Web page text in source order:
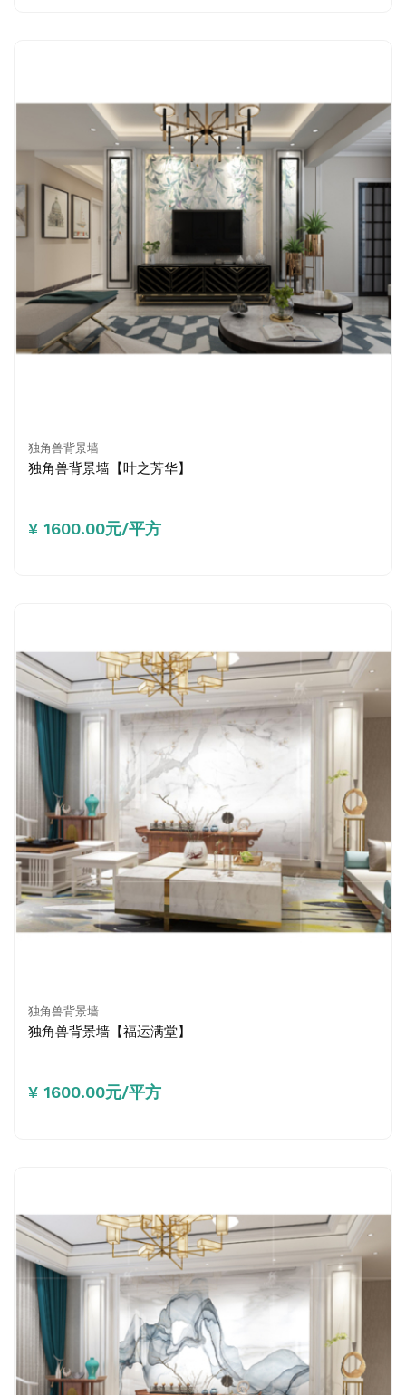
独角兽背景墙
独角兽背景墙【叶之芳华】
¥ 1600.00元/平方
独角兽背景墙
独角兽背景墙【福运满堂】
¥ 1600.00元/平方